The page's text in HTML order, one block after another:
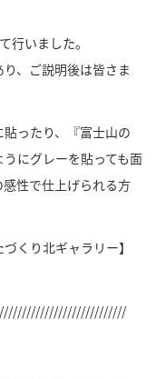
行いました。
、ご説明後は皆さま
ったり、『富士山の
にグレーを貼っても面
性で仕上げられる方
くり北ギャラリー】